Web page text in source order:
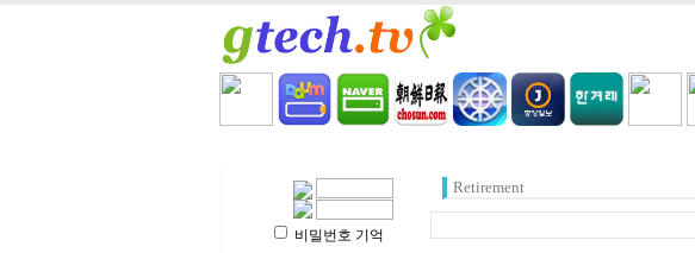
비밀번호 기억
Retirement